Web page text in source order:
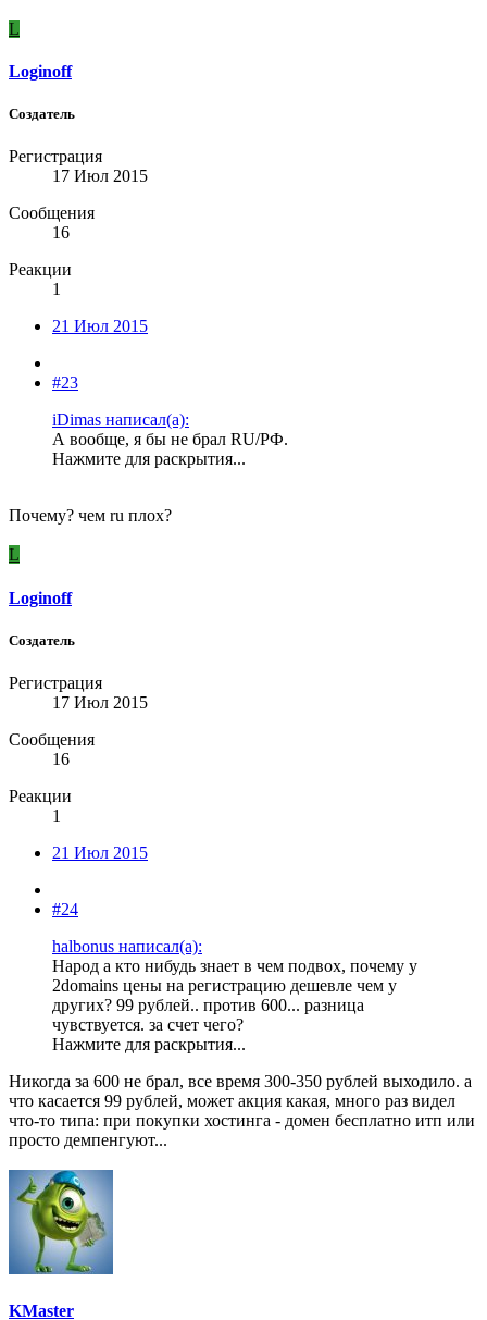
L
Loginoff
Создатель
Регистрация
17 Июл 2015
Сообщения
16
Реакции
1
21 Июл 2015
#23
iDimas написал(а):
А вообще, я бы не брал RU/РФ.
Нажмите для раскрытия...
Почему? чем ru плох?
L
Loginoff
Создатель
Регистрация
17 Июл 2015
Сообщения
16
Реакции
1
21 Июл 2015
#24
halbonus написал(а):
Народ а кто нибудь знает в чем подвох, почему у
2domains цены на регистрацию дешевле чем у
других? 99 рублей.. против 600... разница
чувствуется. за счет чего?
Нажмите для раскрытия...
Никогда за 600 не брал, все время 300-350 рублей выходило. а
что касается 99 рублей, может акция какая, много раз видел
что-то типа: при покупки хостинга - домен бесплатно итп или
просто демпенгуют...
KMaster